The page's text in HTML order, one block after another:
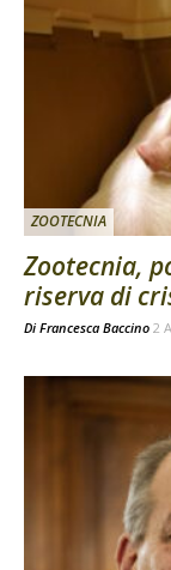
ZOOTECNIA
Zootecnia,
riserva di
Di Francesca Baccino 2